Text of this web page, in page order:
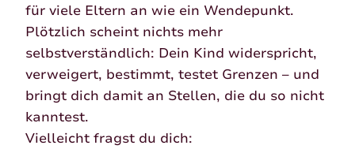
für viele Eltern an wie ein Wendepunkt.
Plötzlich scheint nichts mehr
selbstverständlich: Dein Kind widerspricht,
verweigert, bestimmt, testet Grenzen – und
bringt dich damit an Stellen, die du so nicht
kanntest.
Vielleicht fragst du dich: